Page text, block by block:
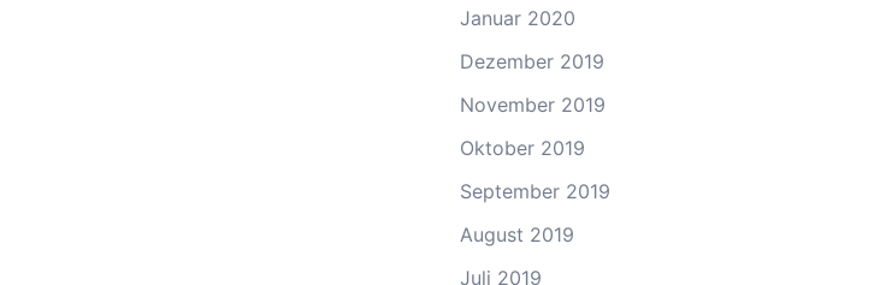
Januar 2020
Dezember 2019
November 2019
Oktober 2019
September 2019
August 2019
Juli 2019